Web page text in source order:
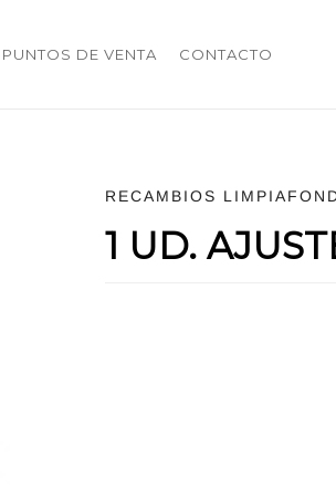
PUNTOS DE VENTA CONTACTO
RECAMBIOS
1 UD.